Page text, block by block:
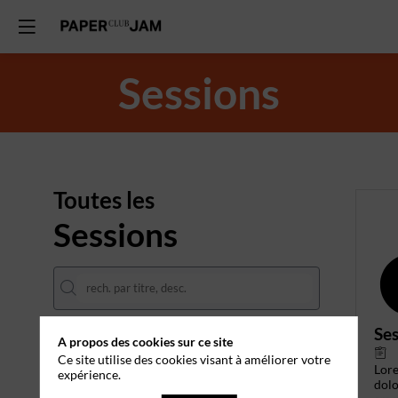
Sessions
Toutes les
Sessions
DATES
THÈMATIQUES
A propos des cookies sur ce site
Ce site utilise des cookies visant à améliorer votre
expérience.